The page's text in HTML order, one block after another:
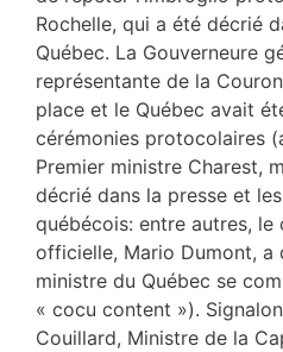
Rochelle, qui a été décrié
Québec. La Gouverneure
représentante de la
place et le Québec avait
cérémonies protocolaires
Premier ministre Charest,
décrié dans la presse et
québécois: entre autres, le
officielle, Mario Dumont, a
ministre du Québec se
« cocu content »).
Couillard, Ministre de la